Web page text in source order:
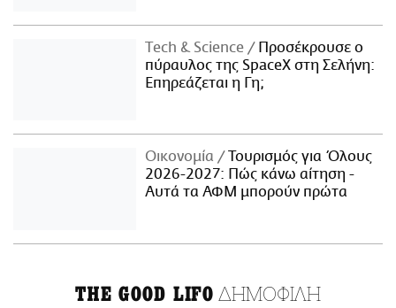
Τech & Science
Προσέκρουσε ο
πύραυλος της SpaceX στη Σελήνη:
Επηρεάζεται η Γη;
Οικονομία
Τουρισμός για Όλους
2026-2027: Πώς κάνω αίτηση -
Αυτά τα ΑΦΜ μπορούν πρώτα
THE GOOD LIFO ΔΗΜΟΦΙΛΗ